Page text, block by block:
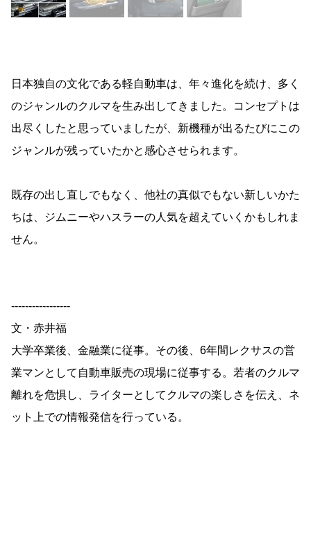
日本独自の文化である軽自動車は、年々進化を続け、多く
のジャンルのクルマを生み出してきました。コンセプトは
出尽くしたと思っていましたが、新機種が出るたびにこの
ジャンルが残っていたかと感心させられます。
既存の出し直しでもなく、他社の真似でもない新しいかた
ちは、ジムニーやハスラーの人気を超えていくかもしれま
せん。
-----------------
文・赤井福
大学卒業後、金融業に従事。その後、6年間レクサスの営
業マンとして自動車販売の現場に従事する。若者のクルマ
離れを危惧し、ライターとしてクルマの楽しさを伝え、ネ
ット上での情報発信を行っている。